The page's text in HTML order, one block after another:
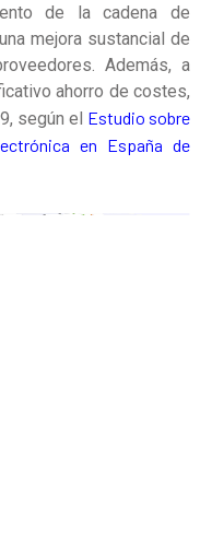
de la cadena de
mejora sustancial de
Además, a
ahorro de costes,
según el Estudio sobre
en España de